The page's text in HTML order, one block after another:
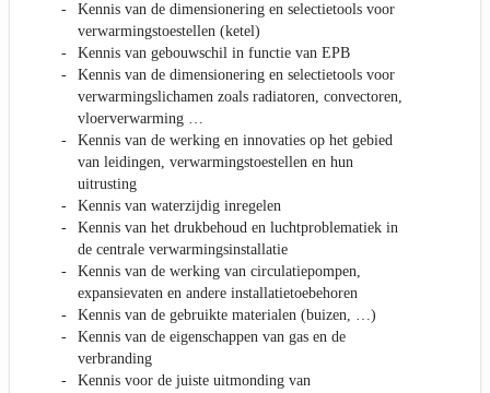
Kennis van de dimensionering en selectietools voor
verwarmingstoestellen (ketel)
Kennis van gebouwschil in functie van EPB
Kennis van de dimensionering en selectietools voor
verwarmingslichamen zoals radiatoren, convectoren,
vloerverwarming …
Kennis van de werking en innovaties op het gebied
van leidingen, verwarmingstoestellen en hun
uitrusting
Kennis van waterzijdig inregelen
Kennis van het drukbehoud en luchtproblematiek in
de centrale verwarmingsinstallatie
Kennis van de werking van circulatiepompen,
expansievaten en andere installatietoebehoren
Kennis van de gebruikte materialen (buizen, …)
Kennis van de eigenschappen van gas en de
verbranding
Kennis voor de juiste uitmonding van